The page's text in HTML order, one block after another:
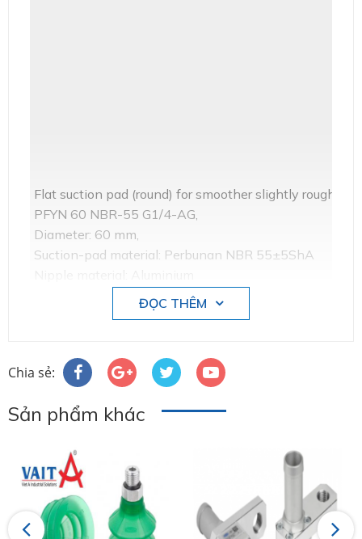
Flat suction pad (round) for smoother slightly rough
PFYN 60 NBR-55 G1/4-AG,
Diameter: 60 mm,
Suction-pad material: Perbunan NBR 55±5ShA
Vacuum connection:G1/4""-M#10.01.01.00148
ĐỌC THÊM
Chia sẻ:
Sản phẩm khác
Previous Next